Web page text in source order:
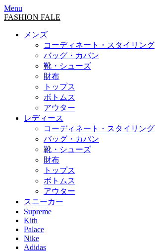
Menu
FASHION FALE
メンズ
コーディネート・スタイリング
バッグ・カバン
靴・シューズ
財布
トップス
ボトムス
アウター
レディース
コーディネート・スタイリング
バッグ・カバン
靴・シューズ
財布
トップス
ボトムス
アウター
スニーカー
Supreme
Kith
Palace
Nike
Adidas